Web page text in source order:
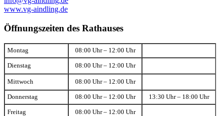
www.vg-aindling.de
Öffnungszeiten des Rathauses
Montag 08:00 Uhr – 12:00 Uhr
Dienstag 08:00 Uhr – 12:00 Uhr
Mittwoch 08:00 Uhr – 12:00 Uhr
Donnerstag 08:00 Uhr – 12:00 Uhr 13:30 Uhr – 18:00 Uhr
Freitag 08:00 Uhr – 12:00 Uhr